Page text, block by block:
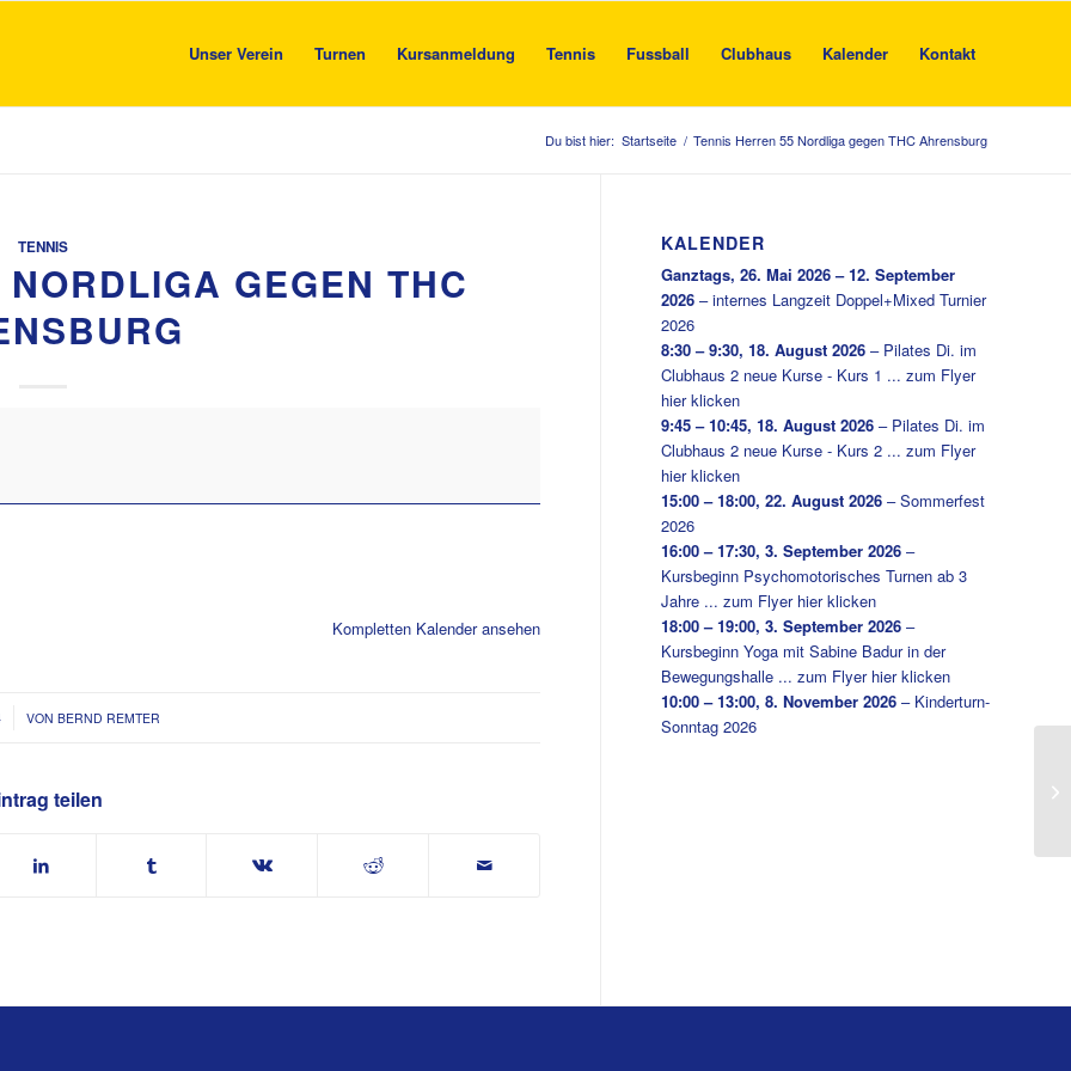
Unser Verein Turnen Kursanmeldung Tennis Fussball Clubhaus Kalender Kontakt
Du bist hier: Startseite / Tennis Herren 55 Nordliga gegen THC Ahrensburg
TENNIS
GEGEN THC
Kompletten Kalender ansehen
VONBERND REMTER
teilen
KALENDER
Ganztags,26. Mai 2026 – 12. September
2026 –internes Langzeit Doppel+Mixed Turnier
2026
8:30 – 9:30,18. August 2026 – Pilates Di. im
Clubhaus 2 neue Kurse - Kurs 1 ... zum Flyer
hier klicken
9:45 – 10:45,18. August 2026 – Pilates Di. im
Clubhaus 2 neue Kurse - Kurs 2 ... zum Flyer
hier klicken
15:00 – 18:00,22. August 2026 –Sommerfest
2026
16:00 – 17:30,3. September 2026 –
Kursbeginn Psychomotorisches Turnen ab 3
Jahre ... zum Flyer hier klicken
18:00 – 19:00,3. September 2026 –
Kursbeginn Yoga mit Sabine Badur in der
Bewegungshalle ... zum Flyer hier klicken
10:00 – 13:00,8. November 2026 – Kinderturn-
Sonntag 2026